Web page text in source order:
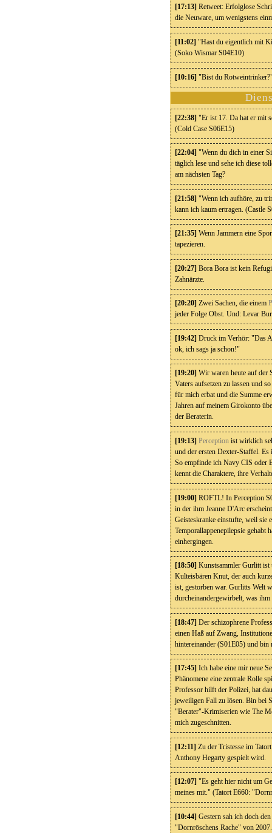
[17:13] Retweet: Erfolglose
die Neuware, um wenigstens
[11:02] "Hast du eigentlich mit
(Soko Wismar S04E10)
[10:16] "Bist du
[22:38] "Er ist 17. Da hat er mit
(Cold Case S06E15)
[22:04]
"Wenn du dich in einer
täglich lese und sehe ich diese
am nächsten Tag?
[21:58] "Wenn ich aufhöre, zu
kann ich kaum ertragen. (Castle
[21:35]
Wenn Jammern eine
tapezieren.
[20:27] Bora Bora ist kein
Zahnärzte.
[20:20] Zwei Sachen, die einem
jeder Folge Obst. Und: Levar
[19:42] Druck im Verhör: "Das
ok, ich sags ja schon!"
[19:20]
Wir waren heute auf der
Vaters aufsetzen zu lassen und
für mich erbat und die Summe
Jahren auf meinem Girokonto
der Beraterin.
[19:13] Perception ist wirklich
und der ersten Dexter-Staffel.
So empfinde ich Navy CIS oder
kennt die Charaktere, ihre
[19:00] ROFTL! In Perception
in der ihm Jeanne D'Arc
Geisteskranke einstufte, weil sie
Temporallappenepilepsie gehabt
einhergingen.
[18:50] Kunstsammler Gurlitt ist
Kulteisbären Knut, der auch
ist, gestorben war. Gurlitts Welt
durcheinandergewirbelt, was
[18:47] Der schizophrene
einen Haß auf Zwang,
hintereinander (S01E05) und bin
[17:45] Ich habe eine mir neue
Phänomene eine zentrale Rolle
Professor hilft der Polizei, hat
jeweiligen Fall zu lösen. Bin bei
"Berater"-Krimiserien wie The
mich zugeschnitten.
[12:11] Zu der Tristesse im
Anthony Hegarty gespielt wird.
[12:07]
"Es geht hier nicht um
meines mit." (Tatort E660:
[10:44] Gestern sah ich doch
"Dornröschens Rache" von